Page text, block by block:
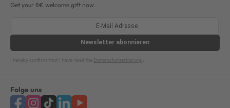
Get your 8€ welcome gift now
Newsletter abonnieren
I hereby confirm that I have read the Datenschutzerklärung.
Folge uns